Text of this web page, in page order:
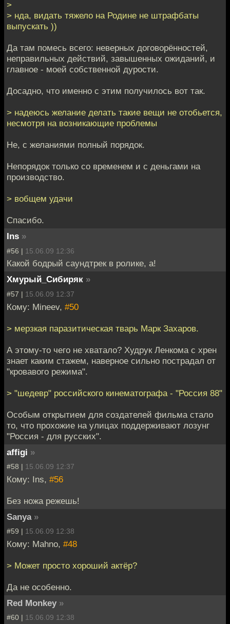
>
> нда, видать тяжело на Родине не штрафбаты
выпускать ))
Да там помесь всего: неверных договорённостей,
неправильных действий, завышенных ожиданий, и
главное - моей собственной дурости.
Досадно, что именно с этим получилось вот так.
> надеюсь желание делать такие вещи не отобьется,
несмотря на возникающие проблемы
Не, с желаниями полный порядок.
Непорядок только со временем и с деньгами на
производство.
> вобщем удачи
Спасибо.
Ins »
#56 | 15.06.09 12:36
Какой бодрый саундтрек в ролике, а!
Хмурый_Сибиряк »
#57 | 15.06.09 12:37
Кому: Mineev, #50
> мерзкая паразитическая тварь Марк Захаров.
А этому-то чего не хватало? Худрук Ленкома с хрен
знает каким стажем, наверное сильно пострадал от
"кровавого режима".
> "шедевр" российского кинематографа - "Россия 88"
Особым открытием для создателей фильма стало
то, что прохожие на улицах поддерживают лозунг
"Россия - для русских".
affigi »
#58 | 15.06.09 12:37
Кому: Ins, #56
Без ножа режешь!
Sanya »
#59 | 15.06.09 12:38
Кому: Mahno, #48
> Может просто хороший актёр?
Да не особенно.
Red Monkey »
#60 | 15.06.09 12:38